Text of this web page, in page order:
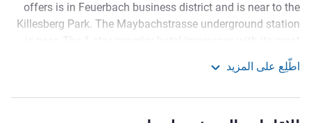
الوصف
offers is in Feuerbach business district and is near to the
Killesberg Park. The Maybachstrasse underground station
location and also with modern rooms with free WIFI,
separate shower, delicious breakfast buffet. You also have
اطّلِع على المزيد